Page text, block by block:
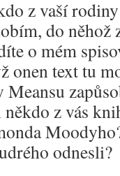
z vaší
do něhož
o mém
onen text tu
někdo z vás
odnesli?